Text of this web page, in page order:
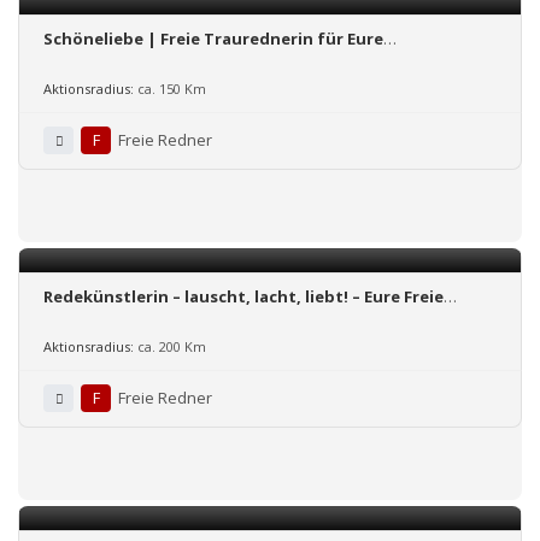
Schöneliebe | Freie Traurednerin für Eure
Aktionsradius: ca. 150 Km
F Freie Redner
Redekünstlerin – lauscht, lacht, liebt! – Eure Freie
Aktionsradius: ca. 200 Km
F Freie Redner